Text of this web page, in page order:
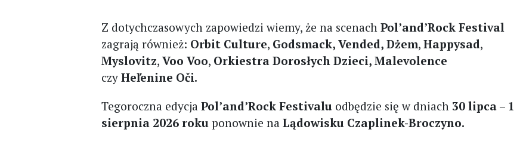
Z dotychczasowych zapowiedzi wiemy, że na scenachPol’and’Rock Festival
zagrają również: Orbit Culture, Godsmack, Vended, Dżem,Happysad,
Myslovitz,Voo Voo, Orkiestra Dorosłych Dzieci, Malevolence
czyHeľenine Oči.
Tegoroczna edycjaPol’and’Rock Festivalu odbędzie się w dniach 30 lipca – 1
sierpnia 2026 roku ponownie naLądowisku Czaplinek-Broczyno.